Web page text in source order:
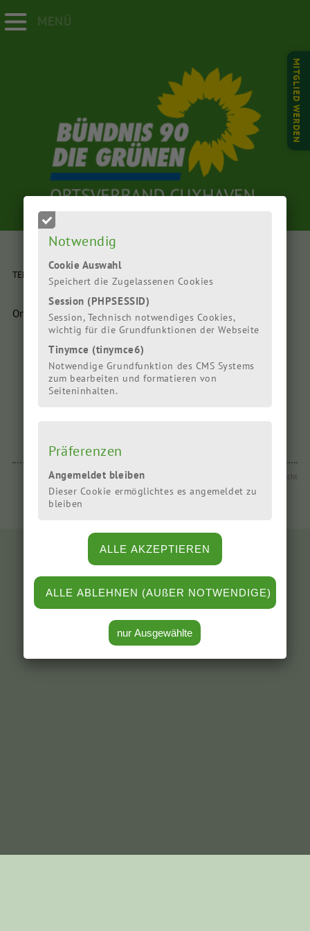
Notwendig
Cookie Auswahl
Speichert die Zugelassenen Cookies
Session (PHPSESSID)
Session, Technisch notwendiges Cookies,
wichtig für die Grundfunktionen der Webseite
Tinymce (tinymce6)
Notwendige Grundfunktion des CMS Systems
zum bearbeiten und formatieren von
Seiteninhalten.
Präferenzen
Angemeldet bleiben
Dieser Cookie ermöglichtes es angemeldet zu
bleiben
MENÜ
MITGLIED WERDEN
TERMIN:
Ort: Veranstalter:
Empfehlen Sie diesen Artikel weiter
Zur Veranstaltungsübersicht